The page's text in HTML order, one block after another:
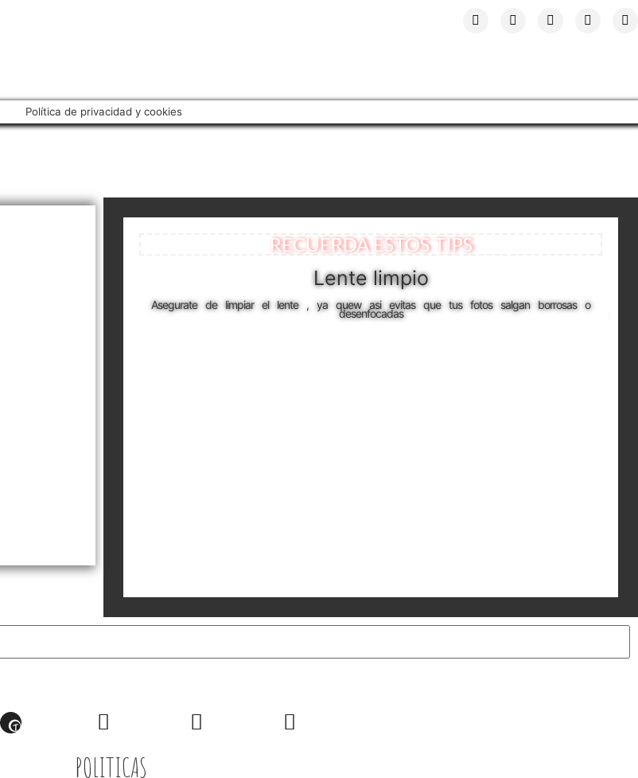
Política de privacidad y cookies
RECUERDA ESTOS TIPS
Lente limpio
Asegurate de limpiar el lente , ya quew asi evitas que tus fotos salgan borrosas o
desenfocadas
POLITICAS